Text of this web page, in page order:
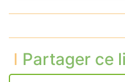
Partager ce